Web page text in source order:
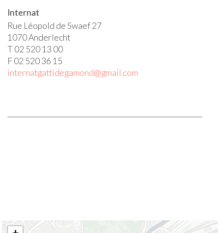
Internat
Rue Léopold de Swaef 27
1070 Anderlecht
T 02 520 13 00
F 02 520 36 15
internatgattidegamond@gmail.com